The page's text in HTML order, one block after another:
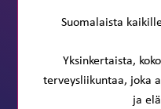
Suomalaista
Yksinkertaista,
terveysliikuntaa, joka
ja